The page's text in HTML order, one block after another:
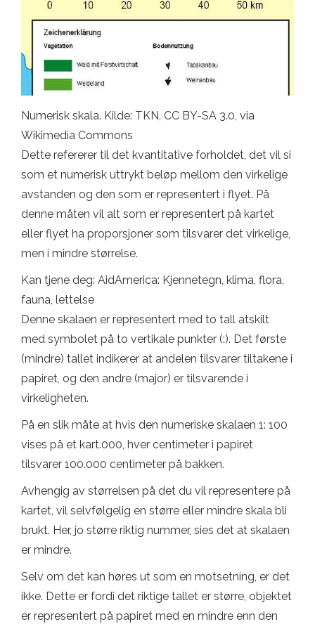
Numerisk skala. Kilde: TKN, CC BY-SA 3.0, via
Wikimedia Commons
Dette refererer til det kvantitative forholdet, det vil si
som et numerisk uttrykt beløp mellom den virkelige
avstanden og den som er representert i flyet. På
denne måten vil alt som er representert på kartet
eller flyet ha proporsjoner som tilsvarer det virkelige,
men i mindre størrelse.
Kan tjene deg: AidAmerica: Kjennetegn, klima, flora,
fauna, lettelse
Denne skalaen er representert med to tall atskilt
med symbolet på to vertikale punkter (:). Det første
(mindre) tallet indikerer at andelen tilsvarer tiltakene i
papiret, og den andre (major) er tilsvarende i
virkeligheten.
På en slik måte at hvis den numeriske skalaen 1: 100
vises på et kart.000, hver centimeter i papiret
tilsvarer 100.000 centimeter på bakken.
Avhengig av størrelsen på det du vil representere på
kartet, vil selvfølgelig en større eller mindre skala bli
brukt. Her, jo større riktig nummer, sies det at skalaen
er mindre.
Selv om det kan høres ut som en motsetning, er det
ikke. Dette er fordi det riktige tallet er større, objektet
er representert på papiret med en mindre enn den